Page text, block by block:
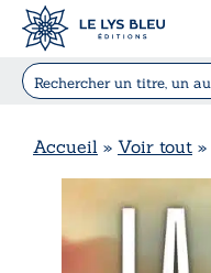
Accueil » Voir tout »